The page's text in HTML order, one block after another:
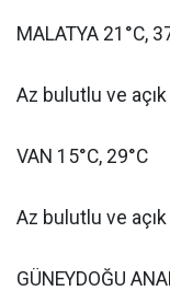
MALATYA 21°C,
Az bulutlu ve açık
VAN 15°C, 29°C
Az bulutlu ve açık
GÜNEYDOĞU